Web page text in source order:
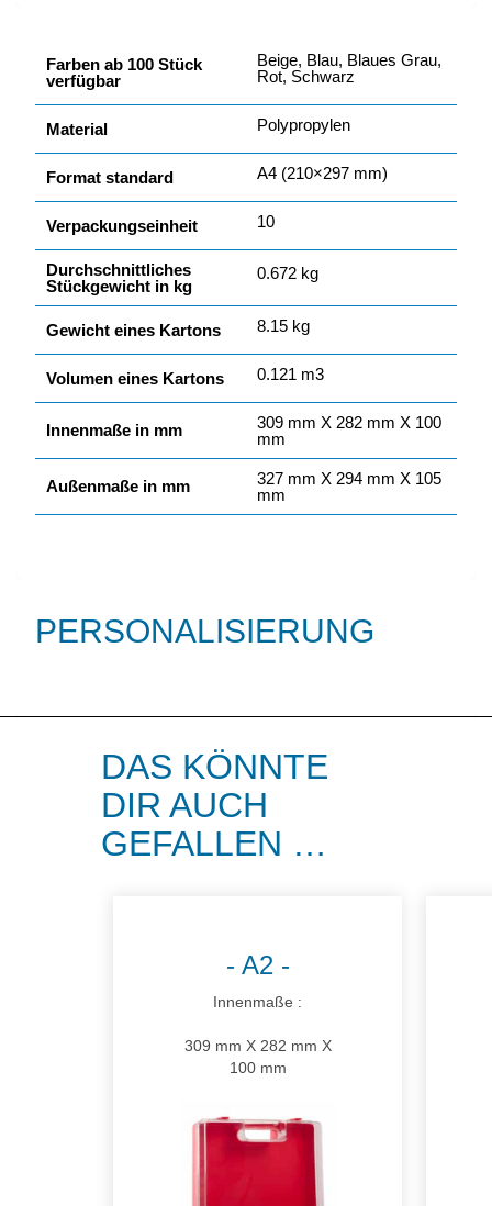
Farben ab 100 Stück
verfügbar
Beige, Blau, Blaues Grau,
Rot, Schwarz
Material Polypropylen
Format standard A4 (210×297 mm)
Verpackungseinheit 10
Durchschnittliches
Stückgewicht in kg
0.672 kg
Gewicht eines Kartons 8.15 kg
Volumen eines Kartons 0.121 m3
Innenmaße in mm
309 mm X 282 mm X 100
mm
Außenmaße in mm
327 mm X 294 mm X 105
mm
PERSONALISIERUNG
DAS KÖNNTE
DIR AUCH
GEFALLEN …
A2
Innenmaße :
309 mm X 282 mm X
100 mm